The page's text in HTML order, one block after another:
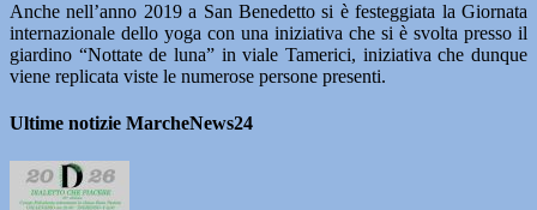
Anche nell’anno 2019 a San Benedetto si è festeggiata la Giornata
internazionale dello yoga con una iniziativa che si è svolta presso il
giardino “Nottate de luna” in viale Tamerici, iniziativa che dunque
viene replicata viste le numerose persone presenti.
Ultime notizie MarcheNews24